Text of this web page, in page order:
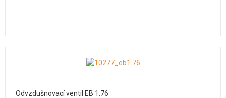
Odvzdušnovací ventil EB 1.76